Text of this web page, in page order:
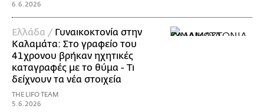
6.6.2026
Ελλάδα / Γυναικοκτονία στην
Καλαμάτα: Στο γραφείο του
41χρονου βρήκαν ηχητικές
καταγραφές με το θύμα - Τι
δείχνουν τα νέα στοιχεία
THE LIFO TEAM
5.6.2026